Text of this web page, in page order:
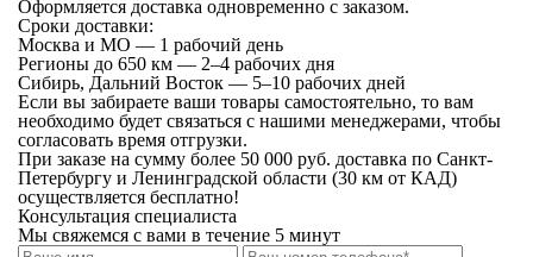
Оформляется доставка одновременно с заказом.
Сроки доставки:
Москва и МО — 1 рабочий день
Регионы до 650 км — 2–4 рабочих дня
Сибирь, Дальний Восток — 5–10 рабочих дней
Если вы забираете ваши товары самостоятельно, то вам
необходимо будет связаться с нашими менеджерами, чтобы
согласовать время отгрузки.
При заказе на сумму более 50 000 руб. доставка по Санкт-
Петербургу и Ленинградской области (30 км от КАД)
осуществляется бесплатно!
Консультация специалиста
Мы свяжемся с вами в течение 5 минут